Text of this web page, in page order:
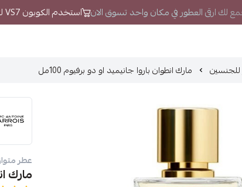
لك ارقى العطور في مكان واحد تسوق الان استخدم الكوبون VS7 لتحصل على خصم إضافي
مارك انطوان باروا جانيميد او دو برفيوم 100مل
عطر
مارك